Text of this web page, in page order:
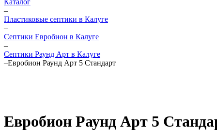
Каталог
–
Пластиковые септики в Калуге
–
Септики Евробион в Калуге
–
Септики Раунд Арт в Калуге
–Евробион Раунд Арт 5 Стандарт
Евробион Раунд Арт 5